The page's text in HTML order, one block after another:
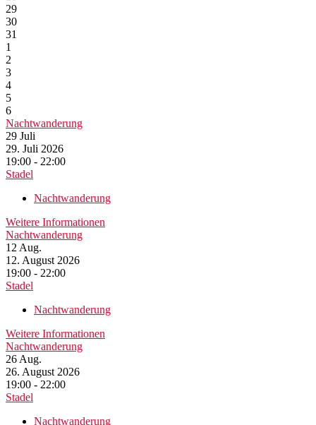
29
30
31
1
2
3
4
5
6
Nachtwanderung
29 Juli
29. Juli 2026
19:00 - 22:00
Stadel
Nachtwanderung
Weitere Informationen
Nachtwanderung
12 Aug.
12. August 2026
19:00 - 22:00
Stadel
Nachtwanderung
Weitere Informationen
Nachtwanderung
26 Aug.
26. August 2026
19:00 - 22:00
Stadel
Nachtwanderung